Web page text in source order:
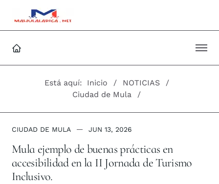
Está aquí: Inicio
NOTICIAS
Ciudad de Mula
CIUDAD DE MULA JUN 13, 2026
Mula ejemplo de buenas prácticas en
accesibilidad en la II Jornada de Turismo
Inclusivo.